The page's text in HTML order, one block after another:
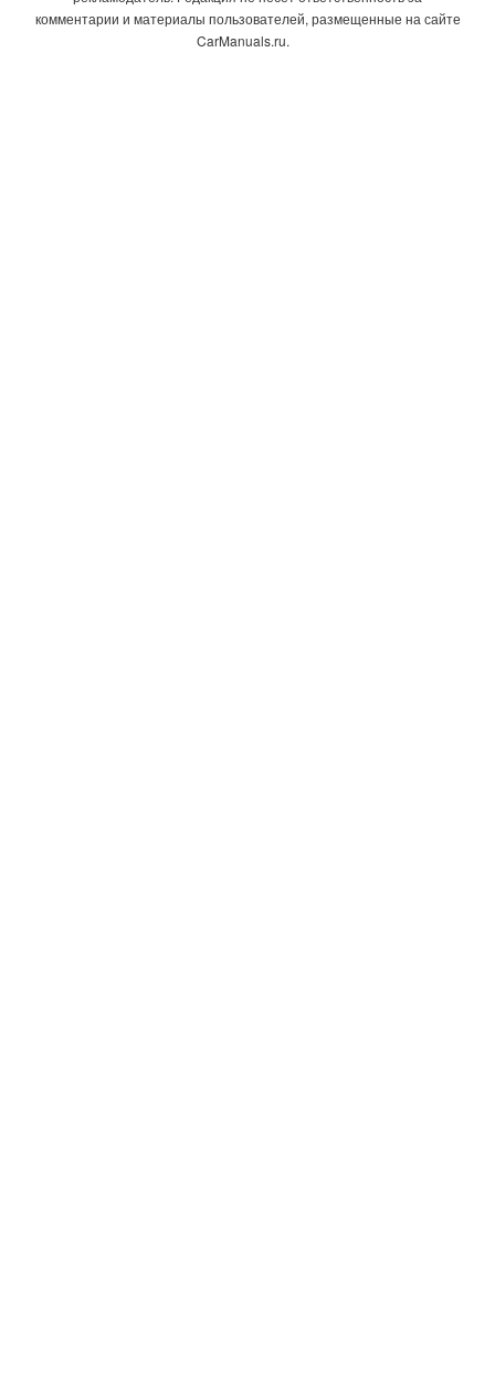
комментарии и материалы пользователей, размещенные на сайте
CarManuals.ru.